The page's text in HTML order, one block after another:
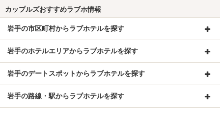
カップルズおすすめラブホ情報
岩手の市区町村からラブホテルを探す
岩手のホテルエリアからラブホテルを探す
岩手のデートスポットからラブホテルを探す
岩手の路線・駅からラブホテルを探す